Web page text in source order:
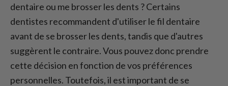
dentaire ou me brosser les dents ? Certains
dentistes recommandent d'utiliser le fil dentaire
avant de se brosser les dents, tandis que d'autres
suggèrent le contraire. Vous pouvez donc prendre
cette décision en fonction de vos préférences
personnelles. Toutefois, il est important de se